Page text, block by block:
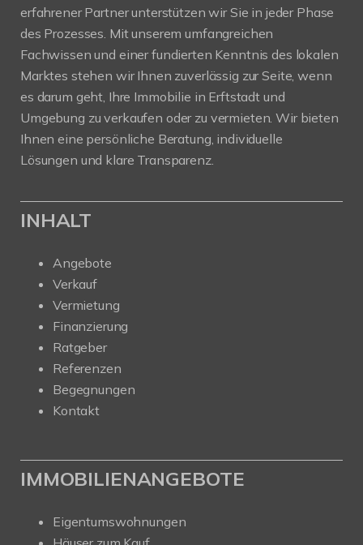
erfahrener Partner unterstützen wir Sie in jeder Phase
des Prozesses. Mit unserem umfangreichen
Fachwissen und einer fundierten Kenntnis des lokalen
Marktes stehen wir Ihnen zuverlässig zur Seite, wenn
es darum geht, Ihre Immobilie in Erftstadt und
Umgebung zu verkaufen oder zu vermieten. Wir bieten
Ihnen eine persönliche Beratung, individuelle
Lösungen und klare Transparenz.
INHALT
Angebote
Verkauf
Vermietung
Finanzierung
Ratgeber
Referenzen
Begegnungen
Kontakt
IMMOBILIENANGEBOTE
Eigentumswohnungen